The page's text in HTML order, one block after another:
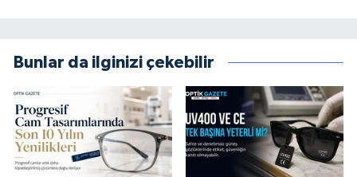
Bunlar da ilginizi çekebilir